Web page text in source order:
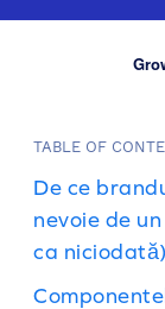
TABLE OF
De ce
nevoie de
ca niciodată)